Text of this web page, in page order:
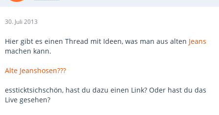
30. Juli 2013
Hier gibt es einen Thread mit Ideen, was man aus alten Jeans
machen kann.
Alte Jeanshosen???
essticktsichschön, hast du dazu einen Link? Oder hast du das
Live gesehen?